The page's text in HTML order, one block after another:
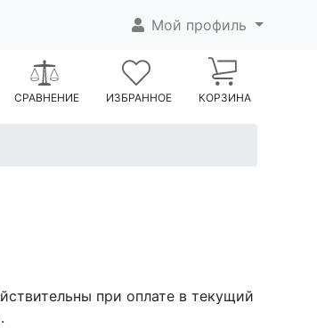
Мой профиль
СРАВНЕНИЕ ИЗБРАННОЕ КОРЗИНА
при оплате в текущий